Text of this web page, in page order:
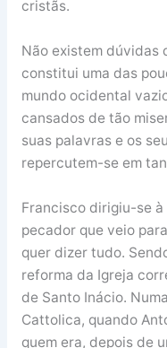
cristãs.
Não existem dúvidas
constitui uma das
mundo ocidental
cansados de tão
suas palavras e os
repercutem-se em
Francisco dirigiu-se
pecador que veio
quer dizer tudo.
reforma da Igreja
de Santo Inácio.
Cattolica, quando
quem era, depois de